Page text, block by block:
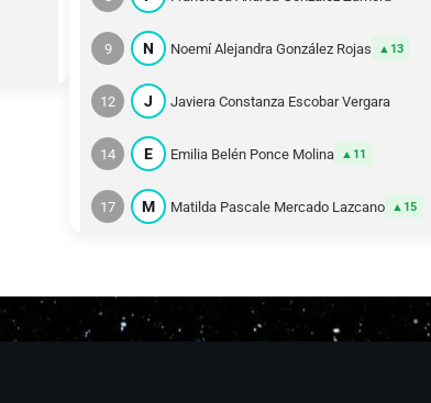
9 N Noemí Alejandra González Rojas 13
12 J Javiera Constanza Escobar Vergara
14 E Emilia Belén Ponce Molina 11
17 M Matilda Pascale Mercado Lazcano 15